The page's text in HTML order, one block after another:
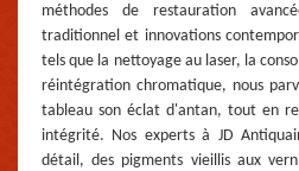
méthodes de restauration
traditionnel et innovations
tels que la nettoyage au laser, la
réintégration chromatique, nous
tableau son éclat d'antan, tout en
intégrité. Nos experts à JD
détail, des pigments vieillis aux